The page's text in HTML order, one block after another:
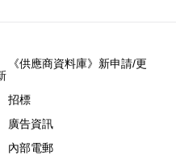
《供應商資料庫》新申請/更
招標
廣告資訊
內部電郵